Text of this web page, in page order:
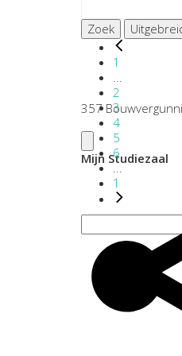
Zoek
1
2
3
4
5
6
...
1
357
Mijn Studiezaal